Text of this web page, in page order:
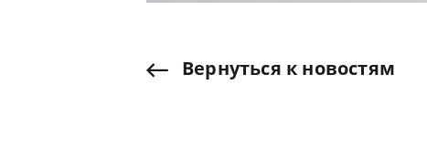
Вернуться к новостям